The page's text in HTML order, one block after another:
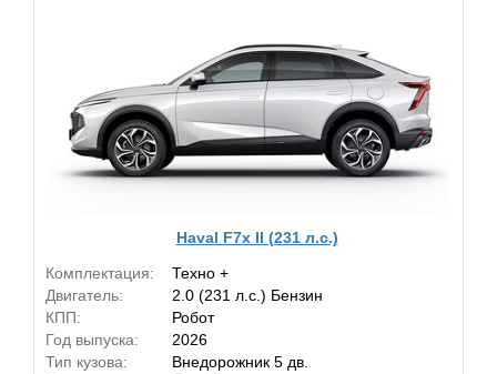
Haval F7x II (231 л.с.)
Комплектация:
Техно +
Двигатель:
2.0 (231 л.с.) Бензин
КПП:
Робот
Год выпуска:
2026
Тип кузова:
Внедорожник 5 дв.